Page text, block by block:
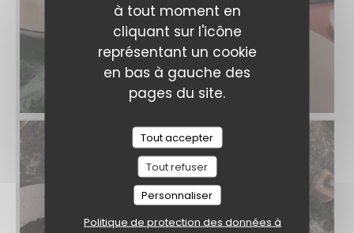
à tout moment en
cliquant sur l'icône
représentant un cookie
en bas à gauche des
pages du site.
Tout accepter
Tout refuser
Personnaliser
Politique de protection des données à